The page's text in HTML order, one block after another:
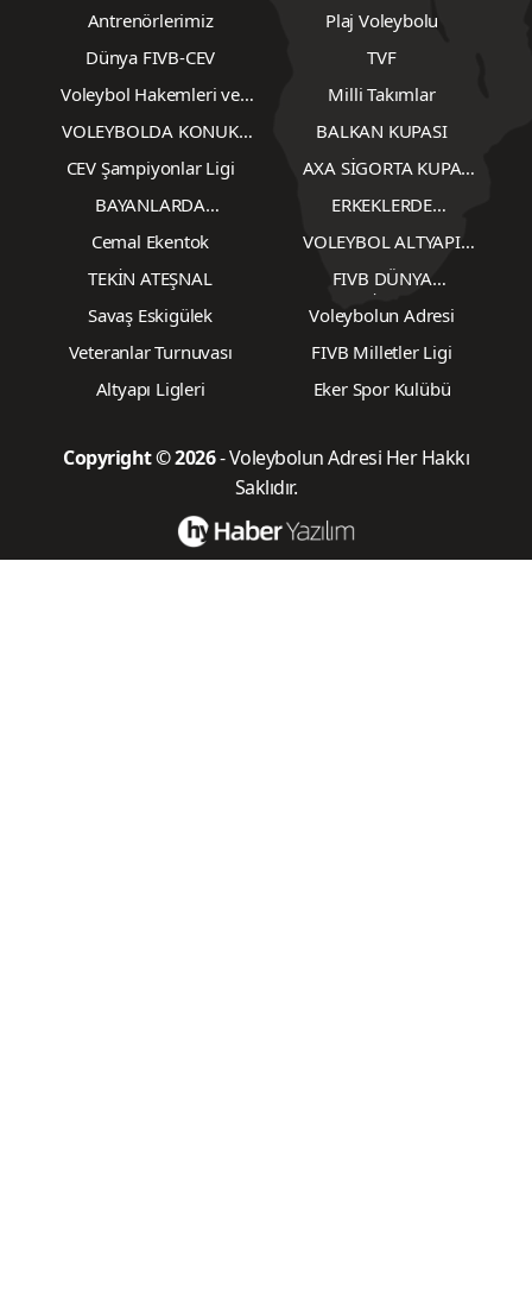
Antrenörlerimiz
Plaj Voleybolu
Dünya FIVB-CEV
TVF
Voleybol Hakemleri ve
Milli Takımlar
VOLEYBOLDA KONUK
YAZARLAR
BALKAN KUPASI
CEV Şampiyonlar Ligi
AXA SİGORTA KUPA
BAYANLARDA
TRANSFERLER
ERKEKLERDE
Cemal Ekentok
VOLEYBOL ALTYAPI
KARŞILAŞMALARI
TEKİN ATEŞNAL
FIVB DÜNYA
ŞAMPİYONASI
Savaş Eskigülek
Voleybolun Adresi
Veteranlar Turnuvası
FIVB Milletler Ligi
Altyapı Ligleri
Eker Spor Kulübü
Copyright © 2026- Voleybolun Adresi Her Hakkı
Saklıdır.